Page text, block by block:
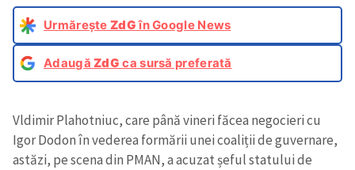
Urmărește ZdGîn Google News
AdaugăZdG ca sursă preferată
Vldimir Plahotniuc, care până vineri făcea negocieri cu
Igor Dodon în vederea formării unei coaliții de guvernare,
astăzi, pe scena din PMAN, a acuzat șeful statului de